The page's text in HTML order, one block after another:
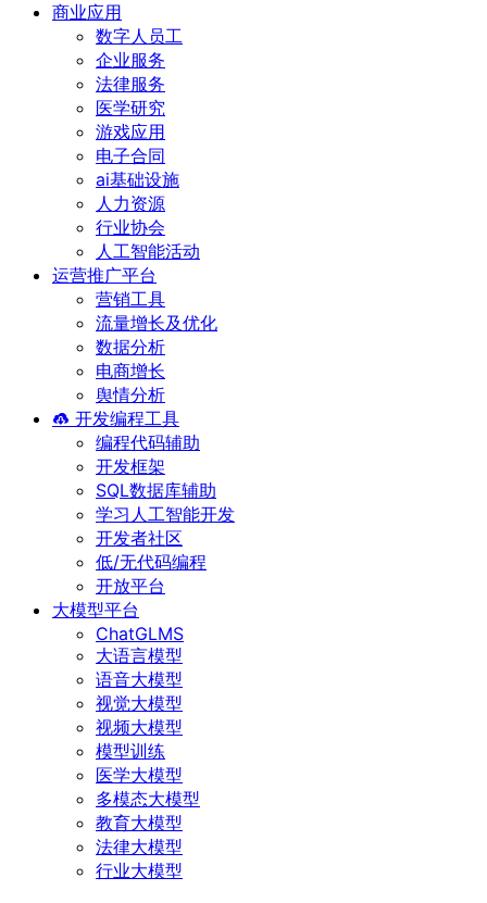
商业应用
数字人员工
企业服务
法律服务
医学研究
游戏应用
电子合同
ai基础设施
人力资源
行业协会
人工智能活动
运营推广平台
营销工具
流量增长及优化
数据分析
电商增长
舆情分析
开发编程工具
编程代码辅助
开发框架
SQL数据库辅助
学习人工智能开发
开发者社区
低/无代码编程
开放平台
大模型平台
ChatGLMS
大语言模型
语音大模型
视觉大模型
视频大模型
模型训练
医学大模型
多模态大模型
教育大模型
法律大模型
行业大模型